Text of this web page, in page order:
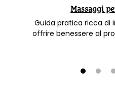
Massaggi
Guida pratica ricca di
offrire